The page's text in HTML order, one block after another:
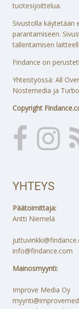
tuotesijoittelua.
Sivustolla käytetään
parantamiseen.
tallentamisen
Findance on
Yhteistyössä: All
Nostemedia ja
Copyright
YHTEYS
Päätoimittaja:
Antti Niemelä
info@findance.com
Mainosmyynti:
Improve Media Oy